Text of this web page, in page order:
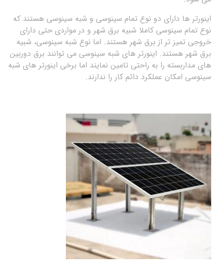
اینورتر ها دارای دو نوع تمام سینوسی و شبه سینوسی هستند که
نوع تمام سینوسی کاملا شبیه برق شهر و در مواردی حتی دارای
خروجی تمیز تر از برق شهر هستند. اما نوع شبه سینوسی، شبیه
برق شهر هستند. اینورتر های شبه سینوسی می توانند برق دوربین
های مداربسته را به راحتی تامین نمایند اما برخی اینورتر های شبه
سینوسی امکان عملکرد دائم کار را ندارند.